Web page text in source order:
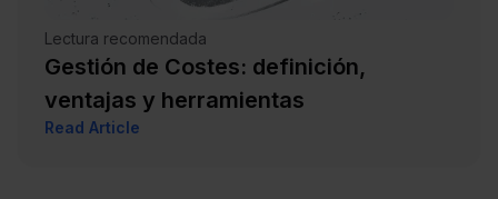
Lectura recomendada
Gestión de Costes: definición,
ventajas y herramientas
Read Article